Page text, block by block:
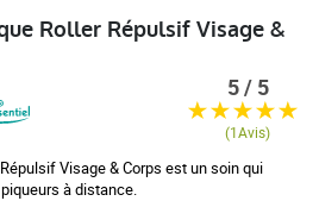
Roller Répulsif Visage &
Visage & Corps est un soin qui
à distance.
5 / 5
(1Avis)